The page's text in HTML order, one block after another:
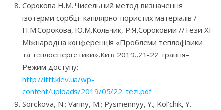
Сорокова Н.М. Чисельний метод визначення
ізотерми сорбції капілярно-пористих матеріалів /
Н.М.Сорокова, Ю.М.Кольчик, Р.Я.Сороковий //Тези XІ
Міжнародна конференція «Проблеми теплофізики
та теплоенергетики»,Київ 2019.,21-22 травня–
Режим доступу:
http://ittf.kiev.ua/wp-
content/uploads/2019/05/22_tezi.pdf
Sorokova, N.; Variny, M.; Pysmennyy, Y.; Kol’chik, Y.